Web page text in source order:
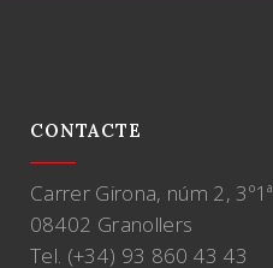
CONTACTE
Carrer Girona, núm 2, 3º1ª
08402 Granollers
Tel. (+34) 93 860 43 43